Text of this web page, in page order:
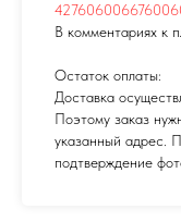
В комментариях к
Остаток оплаты:
Доставка
Поэтому заказ
указанный адрес.
подтверждение